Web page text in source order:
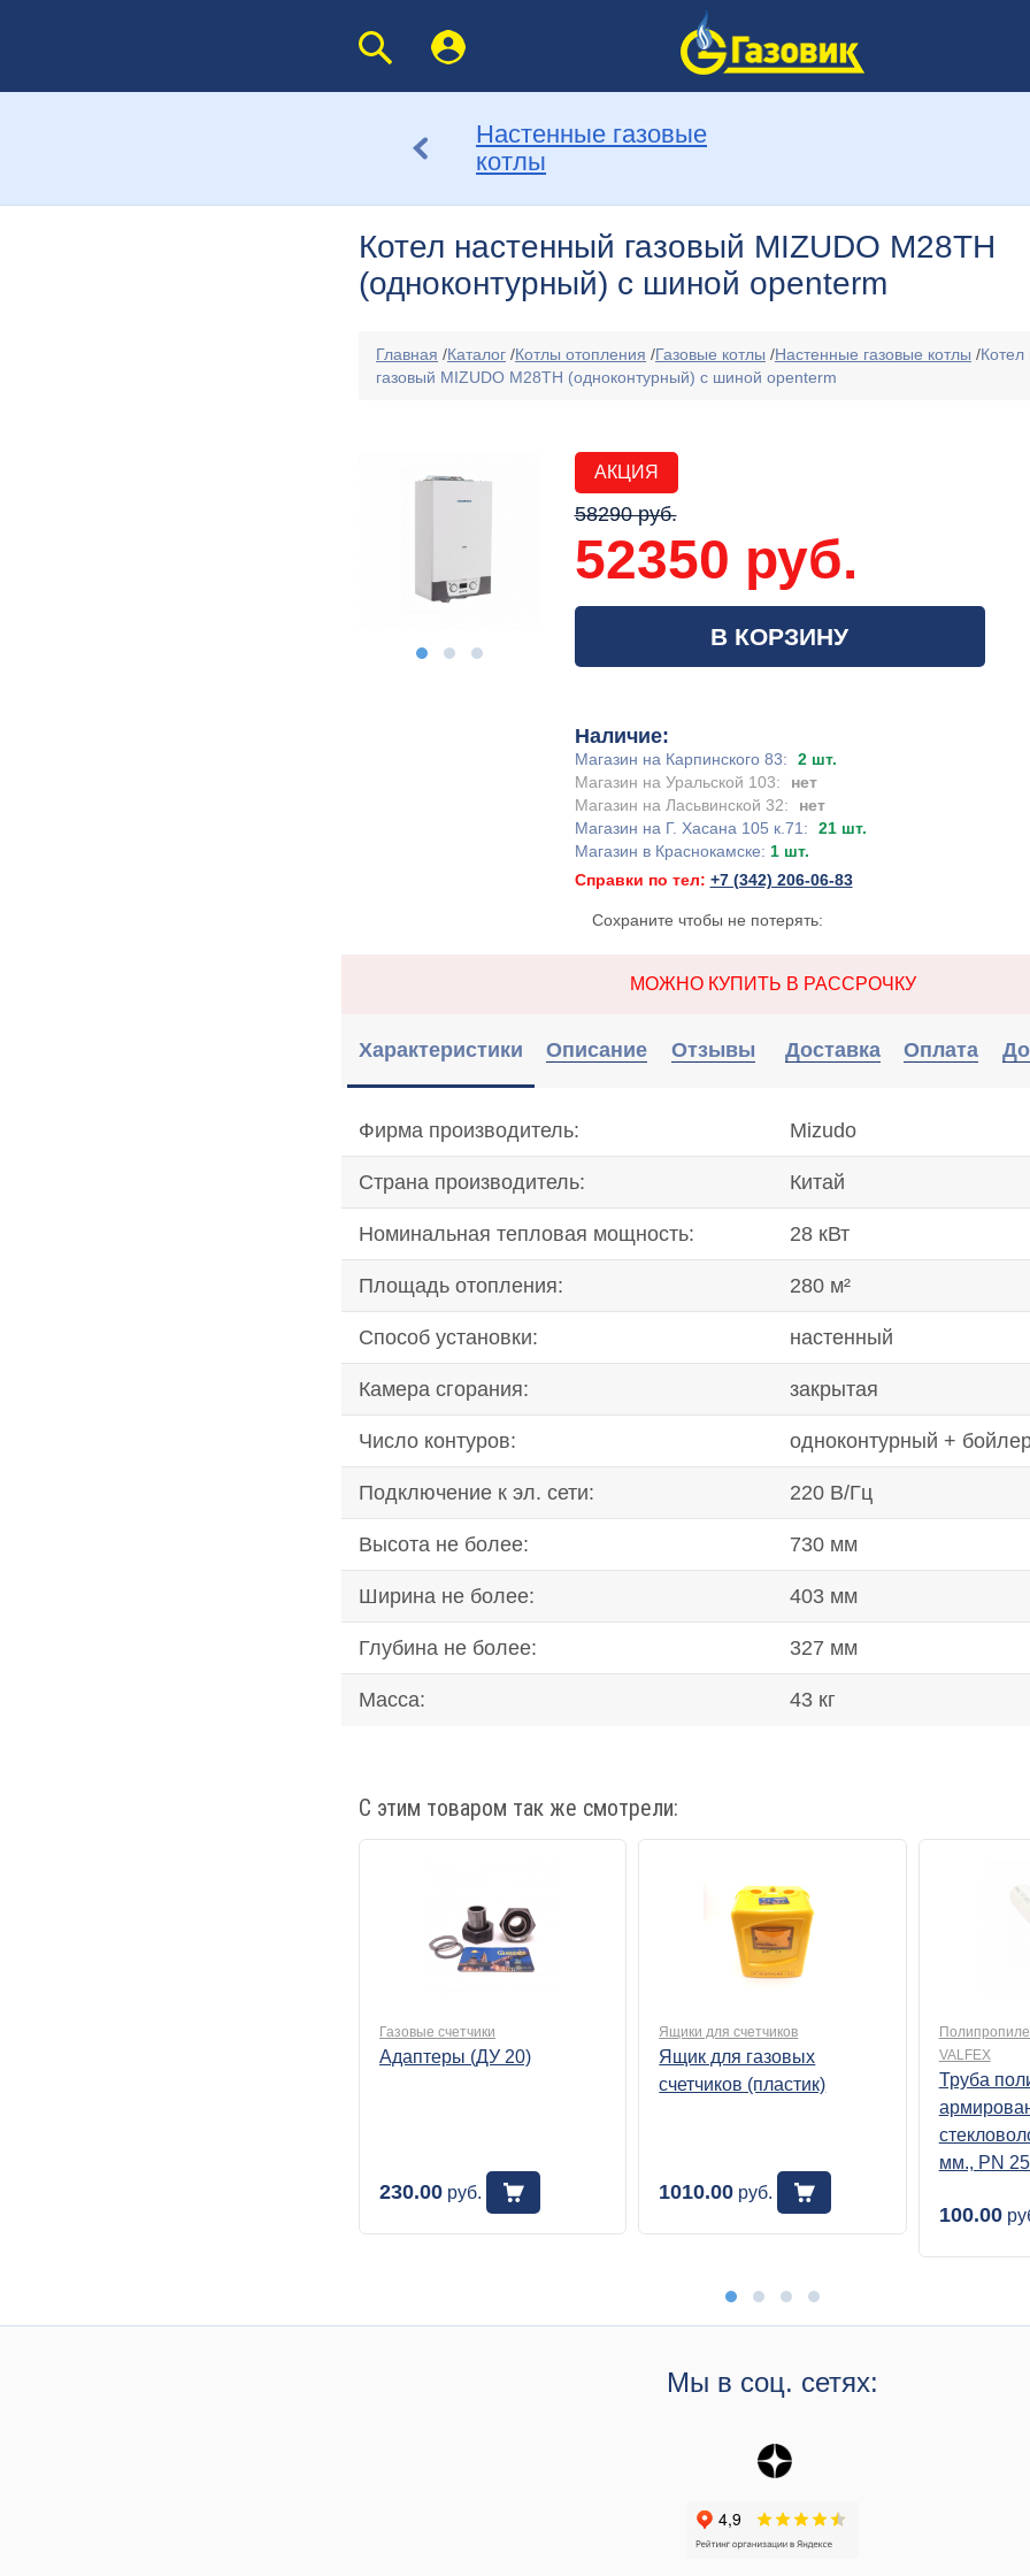
Настенные газовые
котлы
Котел настенный газовый MIZUDO M28ТH
(одноконтурный) с шиной openterm
Главная /Каталог /Котлы отопления /Газовые котлы /Настенные газовые котлы /Котел
газовый MIZUDO M28ТH (одноконтурный) с шиной openterm
АКЦИЯ
58290 руб.
52350 руб.
В КОРЗИНУ
Наличие:
Магазин на Карпинского 83:
2 шт.
Магазин на Уральской 103:
нет
Магазин на Ласьвинской 32:
нет
Магазин на Г. Хасана 105 к.71:
21 шт.
Магазин в Краснокамске: 1 шт.
Справки по тел: +7 (342) 206-06-83
Сохраните чтобы не потерять:
МОЖНО КУПИТЬ В РАССРОЧКУ
Характеристики
Фирма производитель: Mizudo
Страна производитель: Китай
Номинальная тепловая мощность: 28 кВт
Площадь отопления: 280 м²
Способ установки: настенный
Камера сгорания: закрытая
Число контуров: одноконтурный +
Подключение к эл. сети: 220 В/Гц
Высота не более: 730 мм
Ширина не более: 403 мм
Глубина не более: 327 мм
Масса: 43 кг
Описание Доставка Оплата
Отзывы
С этим товаром так же смотрели:
Газовые счетчики
Адаптеры (ДУ 20)
230.00 руб.
Ящики для счетчиков
Ящик для газовых
счетчиков (пластик)
1010.00 руб.
VALFEX
Труба
мм., PN
100.00
Мы в соц. сетях: